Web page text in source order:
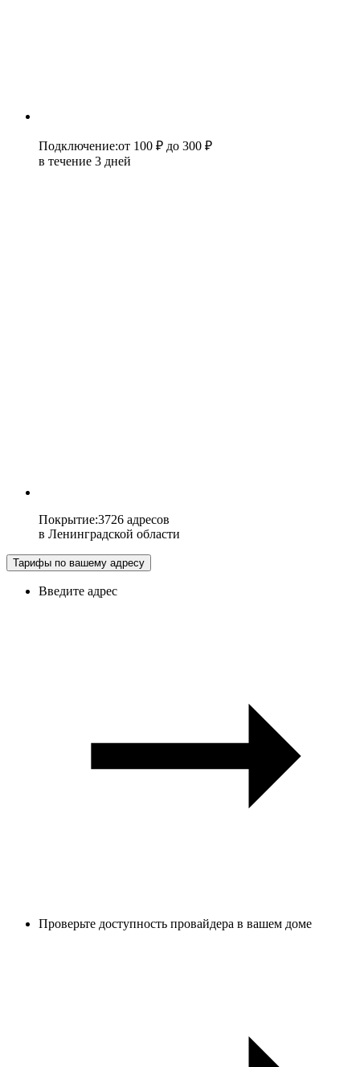
Подключение:от 100 ₽ до 300 ₽
в течение 3 дней
Покрытие:3726 адресов
в Ленинградской области
Тарифы по вашему адресу
Введите адрес
Проверьте доступность провайдера в вашем доме